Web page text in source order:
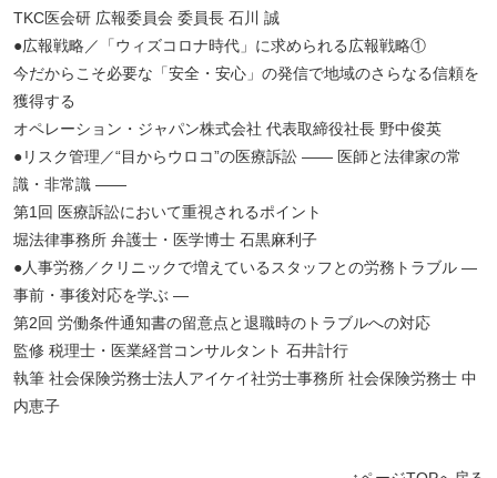
TKC医会研 広報委員会 委員長 石川 誠
●広報戦略／「ウィズコロナ時代」に求められる広報戦略①
今だからこそ必要な「安全・安心」の発信で地域のさらなる信頼を
獲得する
オペレーション・ジャパン株式会社 代表取締役社長 野中俊英
●リスク管理／“目からウロコ”の医療訴訟 ―― 医師と法律家の常
識・非常識 ――
第1回 医療訴訟において重視されるポイント
堀法律事務所 弁護士・医学博士 石黒麻利子
●人事労務／クリニックで増えているスタッフとの労務トラブル ―
事前・事後対応を学ぶ ―
第2回 労働条件通知書の留意点と退職時のトラブルへの対応
監修 税理士・医業経営コンサルタント 石井計行
執筆 社会保険労務士法人アイケイ社労士事務所 社会保険労務士 中
内恵子